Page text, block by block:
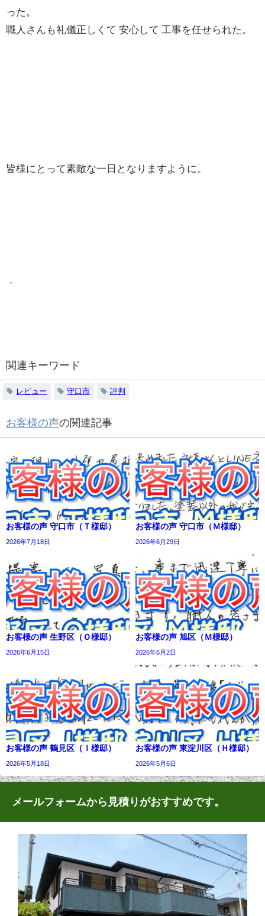
った。
職人さんも礼儀正しくて 安心して 工事を任せられた。
皆様にとって素敵な一日となりますように。
．
関連キーワード
レビュー 守口市 評判
お客様の声の関連記事
お客様の声 守口市（Ｔ様邸）
2026年7月18日
お客様の声 守口市（Ｍ様邸）
2026年6月29日
お客様の声 生野区（Ｏ様邸）
2026年6月15日
お客様の声 旭区（Ｍ様邸）
2026年6月2日
お客様の声 鶴見区（Ｉ様邸）
2026年5月18日
お客様の声 東淀川区（Ｈ様邸）
2026年5月6日
メールフォームから見積りがおすすめです。